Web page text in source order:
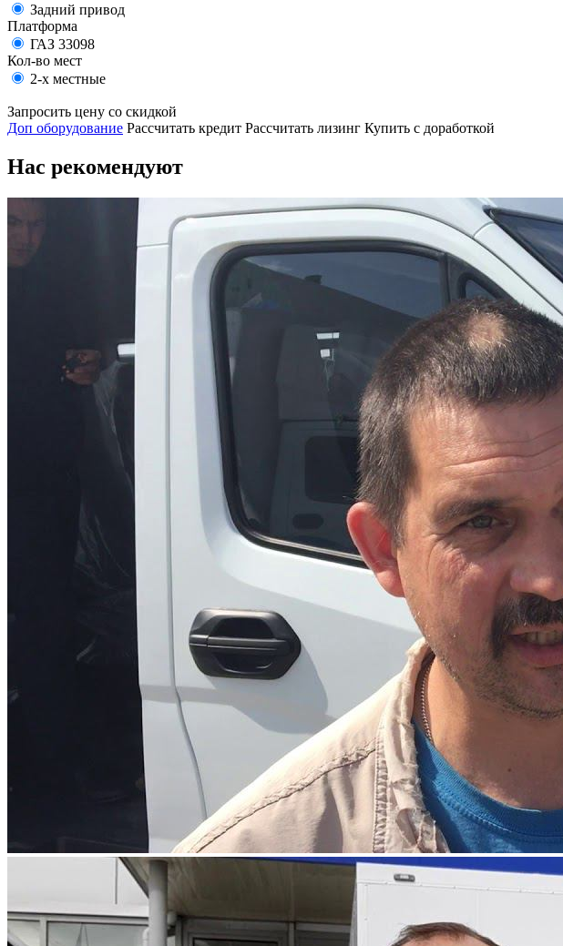
Задний привод
Платформа
ГАЗ 33098
Кол-во мест
2-х местные
Запросить цену со скидкой
Доп оборудование Рассчитать кредит Рассчитать лизинг Купить с доработкой
Нас рекомендуют